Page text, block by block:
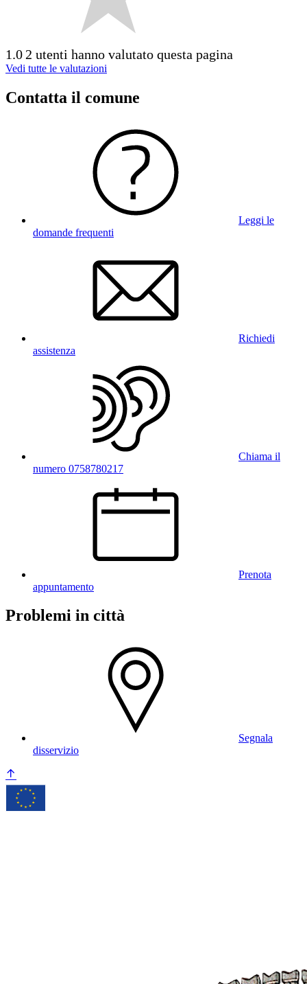
1.0 2 utenti hanno valutato questa pagina
Vedi tutte le valutazioni
Contatta il comune
Leggi le
domande frequenti
Richiedi
assistenza
Chiama il
numero 0758780217
Prenota
appuntamento
Problemi in città
Segnala
disservizio